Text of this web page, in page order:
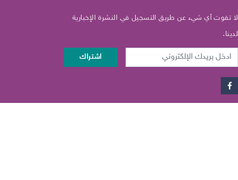
لا تفوت أي شيء عن طريق التسجيل في النشرة الإخبارية
لدينا.
البريد
الإلكتروني
اشتراك